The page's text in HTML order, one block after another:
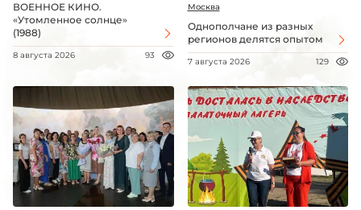
ВОЕННОЕ КИНО.
«Утомленное солнце»
(1988)
8 августа 2026 93
Москва
Однополчане из разных
регионов делятся опытом
7 августа 2026 129